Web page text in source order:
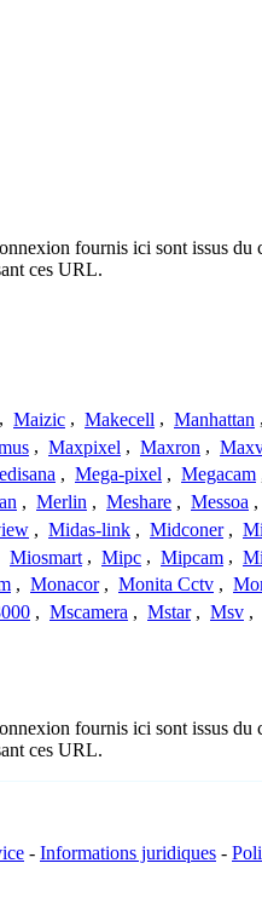
fournis ici sont issus
ces URL.
, Maizic , Makecell , Manhattan ,
, Maxpixel , Maxron ,
, Mega-pixel , Megacam
, Merlin , Meshare , Messoa ,
, Midas-link , Midconer ,
Miosmart , Mipc , Mipcam ,
, Monacor , Monita Cctv ,
, Mscamera , Mstar , Msv ,
fournis ici sont issus
ces URL.
- Informations juridiques -